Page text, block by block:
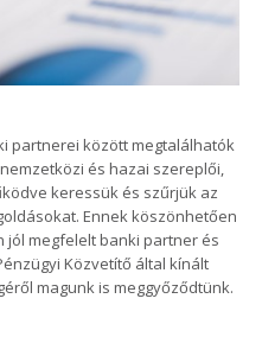
partnerei között megtalálhatók
és hazai szereplői,
keressük és szűrjük az
Ennek köszönhetően
megfelelt banki partner és
Közvetítő által kínált
magunk is meggyőződtünk.